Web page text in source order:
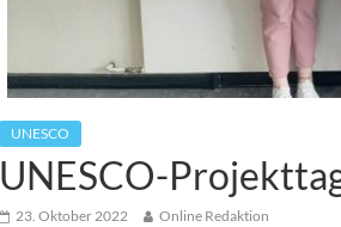
UNESCO
UNESCO-
23. Oktober 2022 Online Redaktion